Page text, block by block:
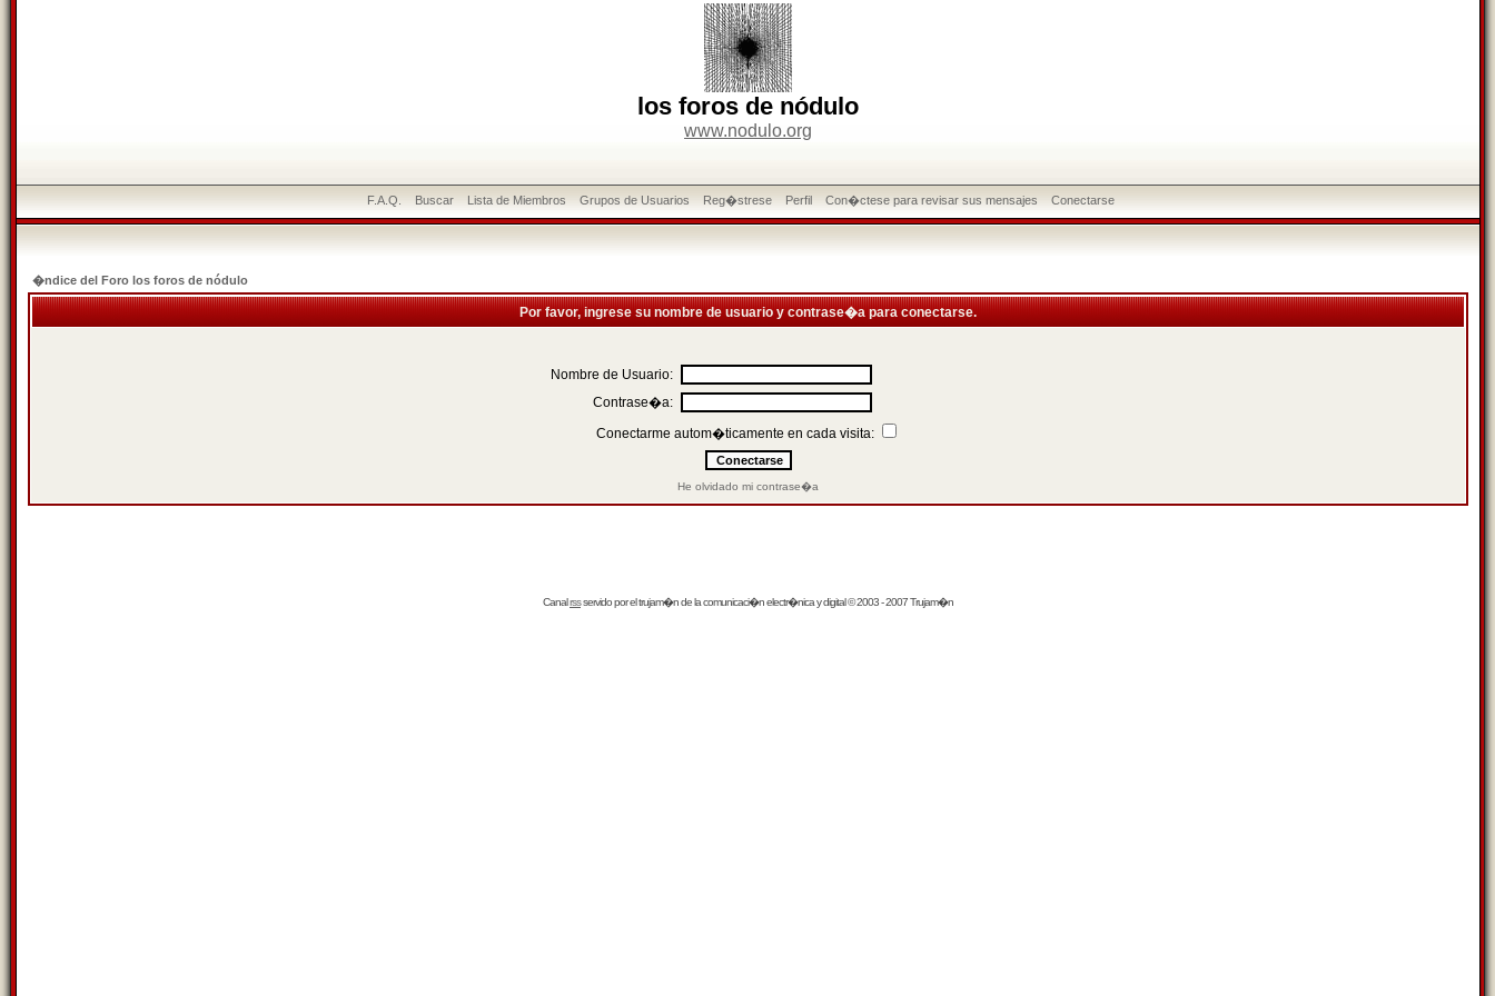
los foros de nódulo
www.nodulo.org
F.A.Q. Buscar Lista de Miembros Grupos de Usuarios Reg�strese Perfil Con�ctese para revisar sus mensajes Conectarse
�ndice del Foro los foros de nódulo
Por favor, ingrese su nombre de usuario y contrase�a para conectarse.
Nombre de Usuario:
Contrase�a:
Conectarme autom�ticamente en cada visita:
He olvidado mi contrase�a
Canalrssservido por eltrujam�nde la comunicaci�n electr�nica y digital © 2003 - 2007 Trujam�n